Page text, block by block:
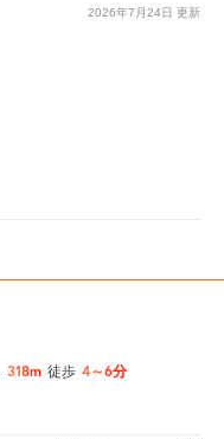
2026年7月24日 更新
318m 徒歩 4～6分